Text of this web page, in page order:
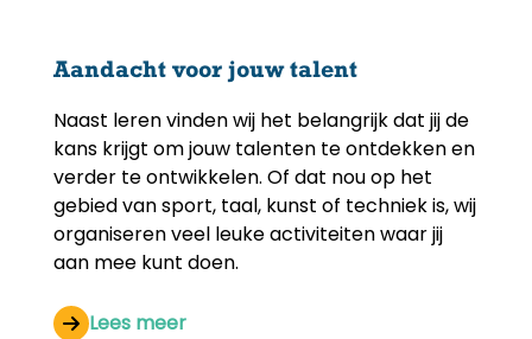
Aandacht voor jouw talent
Naast leren vinden wij het belangrijk dat jij de
kans krijgt om jouw talenten te ontdekken en
verder te ontwikkelen. Of dat nou op het
gebied van sport, taal, kunst of techniek is, wij
organiseren veel leuke activiteiten waar jij
aan mee kunt doen.
Lees meer